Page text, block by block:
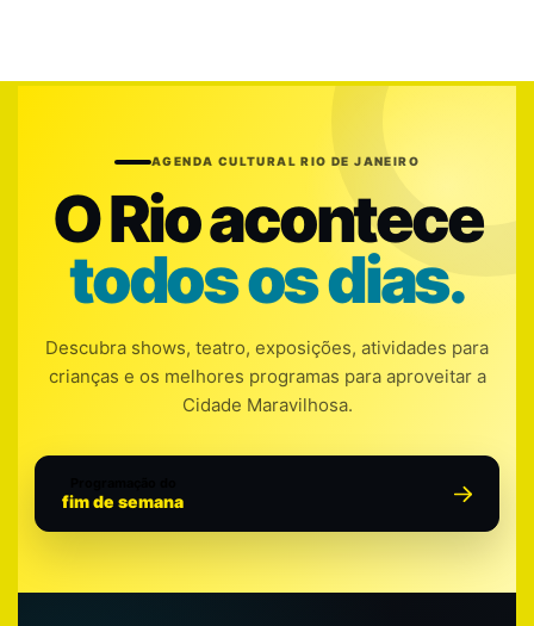
AGENDA CULTURAL RIO DE JANEIRO
O Rio acontece
todos os dias.
Descubra shows, teatro, exposições, atividades para
crianças e os melhores programas para aproveitar a
Cidade Maravilhosa.
fim de semana